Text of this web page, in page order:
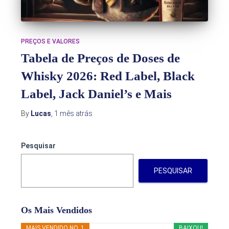
PREÇOS E VALORES
Tabela de Preços de Doses de
Whisky 2026: Red Label, Black
Label, Jack Daniel’s e Mais
By Lucas 1 mês atrás
Pesquisar
PESQUISAR
Os Mais Vendidos